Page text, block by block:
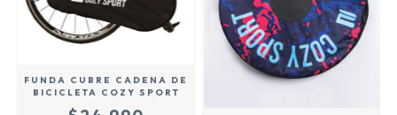
FUNDA CUBRE CADENA DE
BICICLETA COZY SPORT